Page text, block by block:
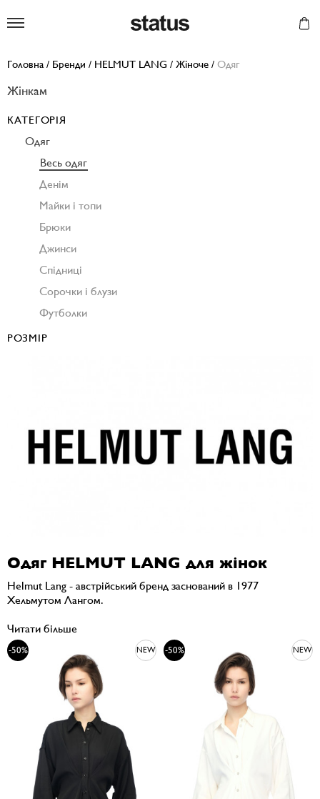
Головна / Бренди / HELMUT LANG / Жіноче / Одяг
Одяг HELMUT LANG для жінок
Helmut Lang - австрійський бренд заснований в 1977
Хельмутом Лангом.
Читати більше
-50% NEW -50% NEW
Жінкам
КАТЕГОРІЯ
Одяг
Весь одяг
Денім
Майки і топи
Брюки
Джинси
Спідниці
Сорочки і блузи
Футболки
РОЗМІР